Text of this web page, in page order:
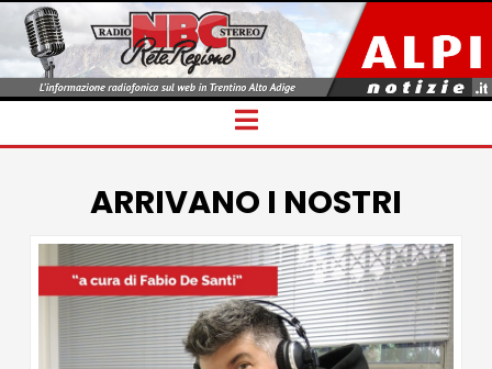
Navigation
ARRIVANO I NOSTRI